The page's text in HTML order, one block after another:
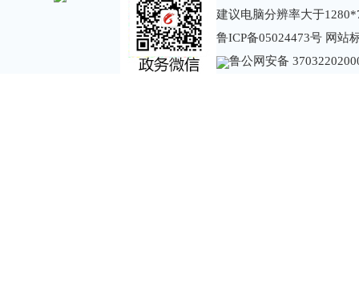
建议电脑分辨率大于
鲁ICP备05024473号 网站
鲁公网安备